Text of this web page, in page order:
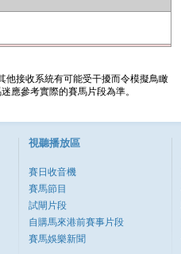
他接收系統有可能受干擾而令模擬鳥瞰
應參考實際的賽馬片段為準。
視聽播放區
賽日收音機
賽馬節目
試閘片段
自購馬來港前賽事片段
賽馬娛樂新聞